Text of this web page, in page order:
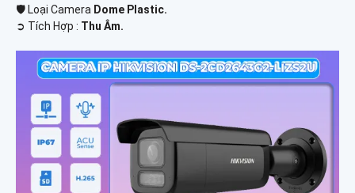
🛡 Loại Camera Dome Plastic.
️➲ Tích Hợp : Thu Âm.